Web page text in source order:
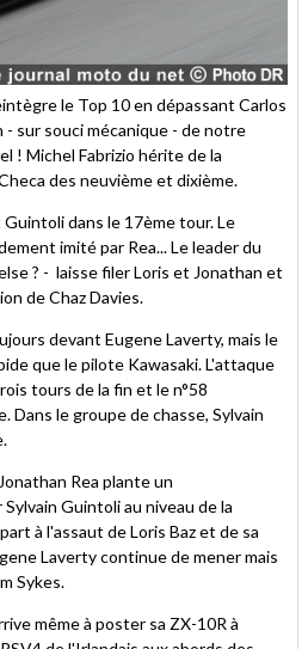
le Top 10 en dépassant Carlos
- sur souci mécanique - de notre
! Michel Fabrizio hérite de la
des neuvième et dixième.
dans le 17ème tour. Le
imité par Rea... Le leader du
? - laisse filer Loris et Jonathan et
de Chaz Davies.
devant Eugene Laverty, mais le
que le pilote Kawasaki. L'attaque
tours de la fin et le n°58
Dans le groupe de chasse, Sylvain
Rea plante un
Guintoli au niveau de la
à l'assaut de Loris Baz et de sa
Laverty continue de mener mais
Sykes.
même à poster sa ZX-10R à